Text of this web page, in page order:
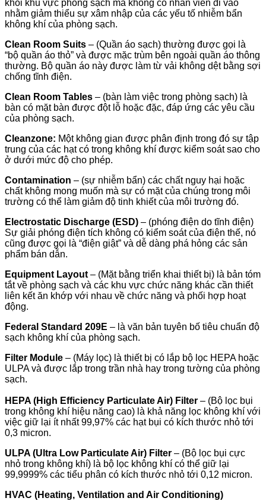
khỏi khu vực phòng sạch mà không có nhân viên đi vào
nhằm giảm thiểu sự xâm nhập của các yếu tố nhiễm bẩn
không khí của phòng sạch.
Clean Room Suits – (Quần áo sạch) thường được gọi là
“bộ quần áo thỏ” và được mặc trùm bên ngoài quần áo thông
thường. Bộ quần áo này được làm từ vải không dệt bằng sợi
chống tĩnh điện.
Clean Room Tables – (bàn làm việc trong phòng sạch) là
bàn có mặt bàn được đột lỗ hoặc đặc, đáp ứng các yêu cầu
của phòng sạch.
Cleanzone: Một không gian được phân định trong đó sự tập
trung của các hạt có trong không khí được kiểm soát sao cho
ở dưới mức độ cho phép.
Contamination – (sự nhiễm bẩn) các chất nguy hại hoặc
chất không mong muốn mà sự có mặt của chúng trong môi
trường có thể làm giảm độ tinh khiết của môi trường đó.
Electrostatic Discharge (ESD) – (phóng điện do tĩnh điện)
Sự giải phóng điện tích không có kiểm soát của điện thế, nó
cũng được gọi là “điện giật” và dễ dàng phá hỏng các sản
phẩm bán dẫn.
Equipment Layout – (Mặt bằng triển khai thiết bị) là bản tóm
tắt về phòng sạch và các khu vực chức năng khác cần thiết
liên kết ăn khớp với nhau về chức năng và phối hợp hoạt
động.
Federal Standard 209E – là văn bản tuyên bố tiêu chuẩn độ
sạch không khí của phòng sạch.
Filter Module – (Máy lọc) là thiết bị có lắp bộ lọc HEPA hoặc
ULPA và được lắp trong trần nhà hay trong tường của phòng
sạch.
HEPA (High Efficiency Particulate Air) Filter – (Bộ lọc bụi
trong không khí hiệu năng cao) là khả năng lọc không khí với
việc giữ lại ít nhất 99,97% các hạt bụi có kích thước nhỏ tới
0,3 micron.
ULPA (Ultra Low Particulate Air) Filter – (Bộ lọc bụi cực
nhỏ trong không khí) là bộ lọc không khí có thể giữ lại
99,9999% các tiểu phân có kích thước nhỏ tới 0,12 micron.
HVAC (Heating, Ventilation and Air Conditioning)